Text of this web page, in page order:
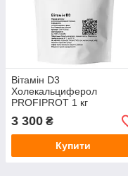
Вітамін D3
Холекальциферол
PROFIPROT 1 кг
3 300 ₴
Купити